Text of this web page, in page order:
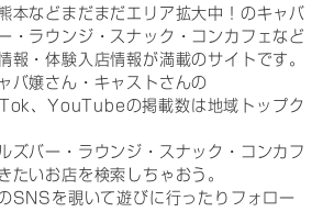
本などまだまだエリア拡大中！のキャバ
・ラウンジ・スナック・コンカフェなど
報・体験入店情報が満載のサイトです。
バ嬢さん・キャストさんの
、YouTubeの掲載数は地域トップク
ズバー・ラウンジ・スナック・コンカフ
たいお店を検索しちゃおう。
SNSを覗いて遊びに行ったりフォロー